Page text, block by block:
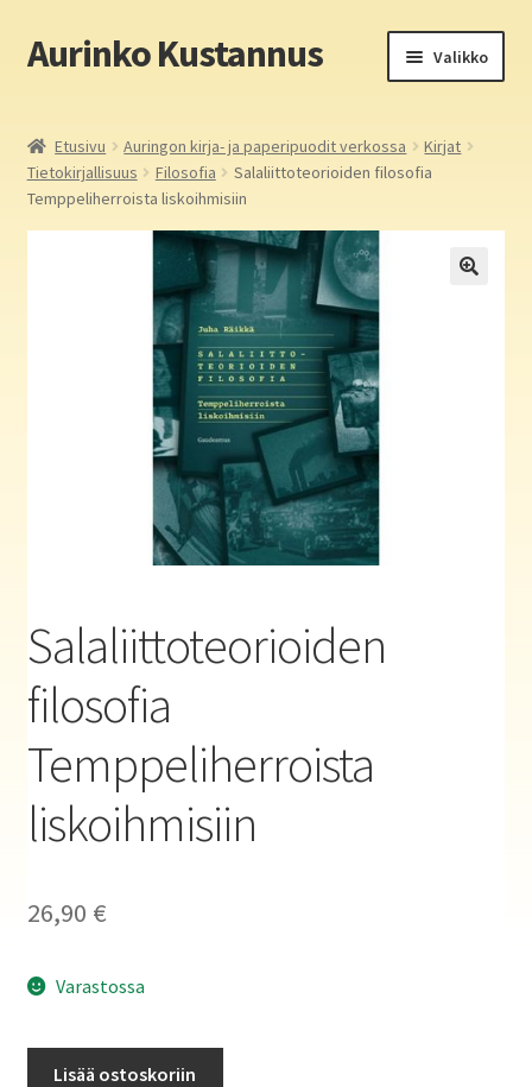
Siirry
navigointiin
Siirry
sisältöön
Aurinko Kustannus Valikko
Yritys
Aurinko Kustannus: kirjat
Auringon kirja- ja paperipuodit verkossa
Haluatko kirjailijaksi?
Etusivu Auringon kirja- ja paperipuodit verkossa
Kirjat
Tietokirjallisuus
Filosofia
Salaliittoteorioiden filosofia
Temppeliherroista liskoihmisiin
Salaliittoteorioiden
filosofia
Temppeliherroista
liskoihmisiin
26,90 €
Varastossa
Lisää ostoskoriin